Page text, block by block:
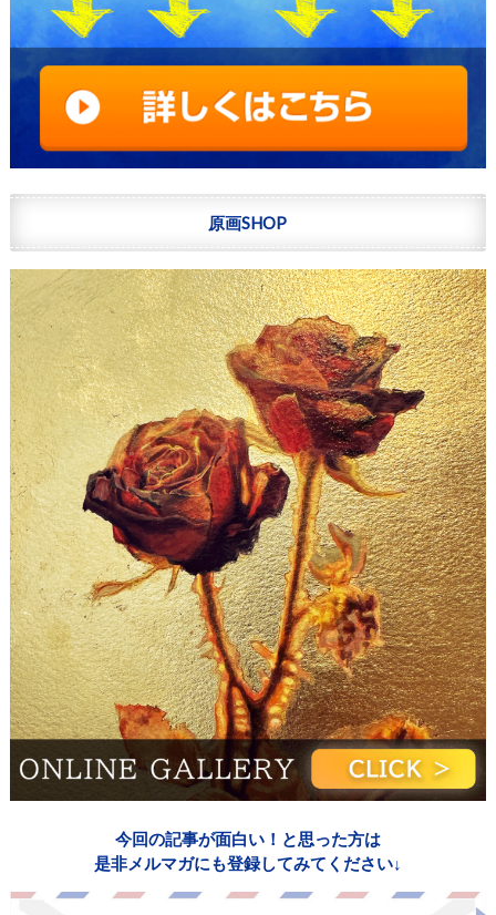
原画SHOP
今回の記事が面白い！と思った方は
是非メルマガにも登録してみてください↓